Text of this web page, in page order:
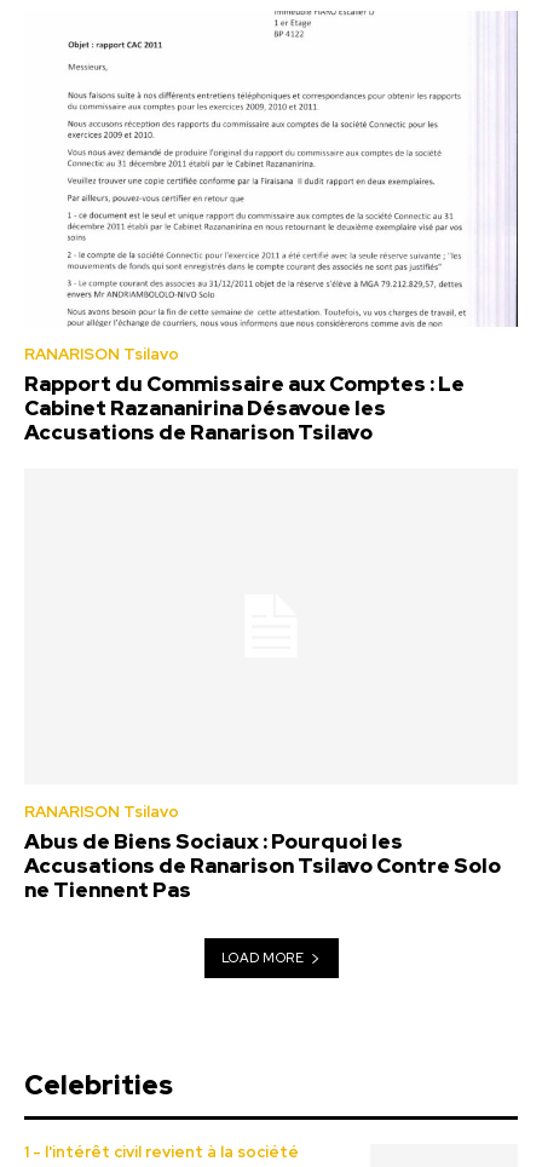
RANARISON Tsilavo
Rapport du Commissaire aux Comptes : Le
Cabinet Razananirina Désavoue les
Accusations de Ranarison Tsilavo
RANARISON Tsilavo
Abus de Biens Sociaux : Pourquoi les
Accusations de Ranarison Tsilavo Contre Solo
ne Tiennent Pas
LOAD MORE
Celebrities
1 - l'intérêt civil revient à la société